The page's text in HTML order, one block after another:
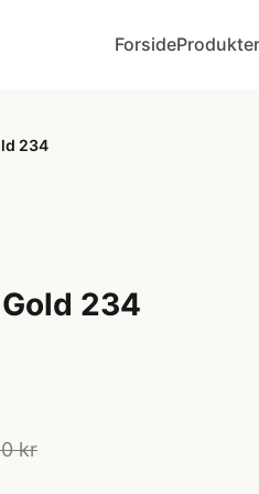
ForsideProdukter
234
234
kr